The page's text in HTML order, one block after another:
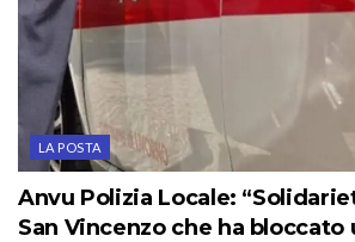
LA POSTA
Anvu Polizia Locale:
San Vincenzo che ha